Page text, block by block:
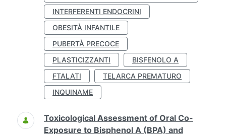
INTERFERENTI ENDOCRINI
OBESITÀ INFANTILE
PUBERTÀ PRECOCE
PLASTICIZZANTI
BISFENOLO A
FTALATI
TELARCA PREMATURO
INQUINAME
Toxicological Assessment of Oral Co-
Exposure to Bisphenol A (BPA) and